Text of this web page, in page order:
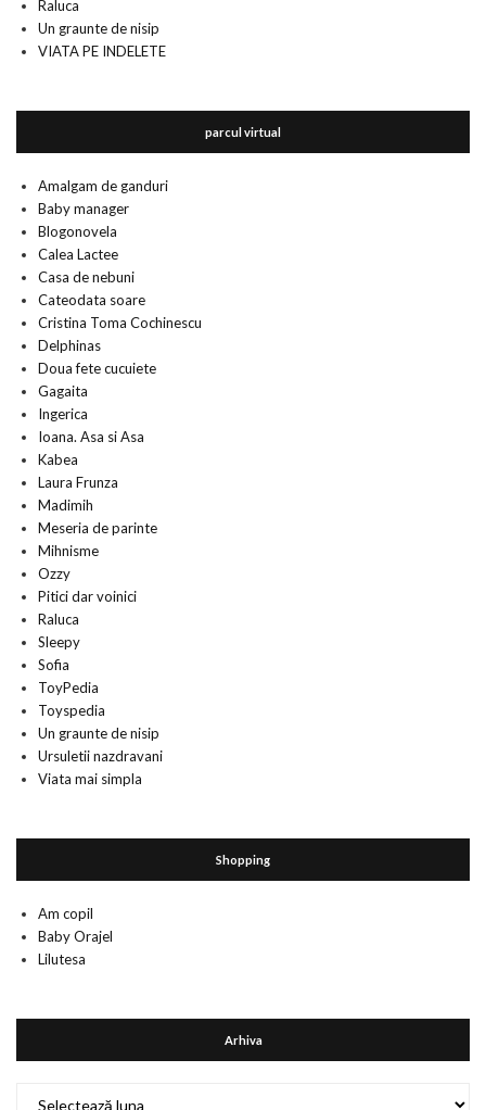
Raluca
Un graunte de nisip
VIATA PE INDELETE
parcul virtual
Amalgam de ganduri
Baby manager
Blogonovela
Calea Lactee
Casa de nebuni
Cateodata soare
Cristina Toma Cochinescu
Delphinas
Doua fete cucuiete
Gagaita
Ingerica
Ioana. Asa si Asa
Kabea
Laura Frunza
Madimih
Meseria de parinte
Mihnisme
Ozzy
Pitici dar voinici
Raluca
Sleepy
Sofia
ToyPedia
Toyspedia
Un graunte de nisip
Ursuletii nazdravani
Viata mai simpla
Shopping
Am copil
Baby Orajel
Lilutesa
Arhiva